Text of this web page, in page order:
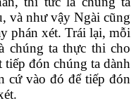
và như vậy Ngài cũng
phán xét. Trái lại, mỗi
chúng ta thực thi cho
đón chúng ta dành
cứ vào đó để tiếp đón